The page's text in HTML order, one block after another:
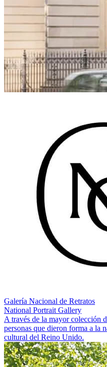
Galería Nacional de Retratos
National Portrait Gallery
A través de la mayor colección
personas que dieron forma a la
cultural del Reino Unido.